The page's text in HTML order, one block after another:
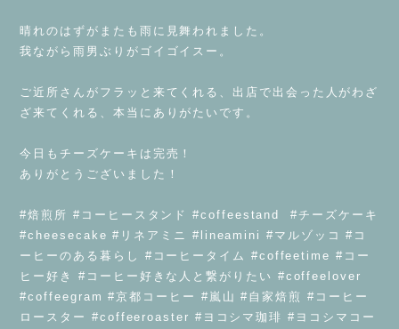
晴れのはずがまたも雨に見舞われました。
我ながら雨男ぶりがゴイゴイスー。
ご近所さんがフラッと来てくれる、出店で出会った人がわざ
ざ来てくれる、本当にありがたいです。
今日もチーズケーキは完売！
ありがとうございました！
#焙煎所 #コーヒースタンド #coffeestand #チーズケーキ
#cheesecake #リネアミニ #lineamini #マルゾッコ #コ
ーヒーのある暮らし #コーヒータイム #coffeetime #コー
ヒー好き #コーヒー好きな人と繋がりたい #coffeelover
#coffeegram #京都コーヒー #嵐山 #自家焙煎 #コーヒー
ロースター #coffeeroaster #ヨコシマ珈琲 #ヨコシマコー